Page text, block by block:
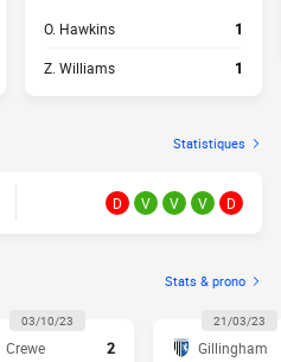
O. Hawkins 1
Z. Williams 1
Statistiques
D V V V D
Stats & prono
03/10/23
Crewe
2
21/03/23
Gillingham